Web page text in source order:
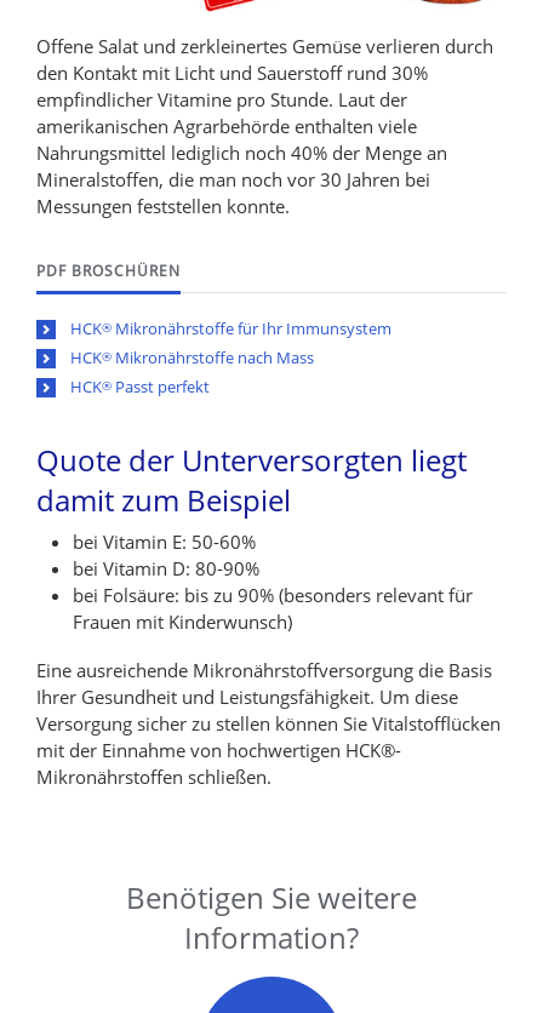
Offene Salat und zerkleinertes Gemüse verlieren durch
den Kontakt mit Licht und Sauerstoff rund 30%
empfindlicher Vitamine pro Stunde. Laut der
amerikanischen Agrarbehörde enthalten viele
Nahrungsmittel lediglich noch 40% der Menge an
Mineralstoffen, die man noch vor 30 Jahren bei
Messungen feststellen konnte.
PDF BROSCHÜREN
HCK®Mikronährstoffe für Ihr Immunsystem
HCK®Mikronährstoffe nach Mass
HCK®Passt perfekt
Quote der Unterversorgten liegt
damit zum Beispiel
bei Vitamin E: 50-60%
bei Vitamin D: 80-90%
bei Folsäure: bis zu 90% (besonders relevant für
Frauen mit Kinderwunsch)
Eine ausreichende Mikronährstoffversorgung die Basis
Ihrer Gesundheit und Leistungsfähigkeit. Um diese
Versorgung sicher zu stellen können Sie Vitalstofflücken
mit der Einnahme von hochwertigen HCK®-
Mikronährstoffen schließen.
Benötigen Sie weitere
Information?